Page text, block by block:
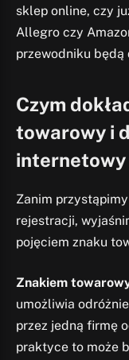
sklep online, czy
Allegro czy
przewodniku będą
Czym
towarowy i
Zanim
rejestracji,
pojęciem znaku
Znakiem
umożliwia
przez jedną firmę
praktyce to może